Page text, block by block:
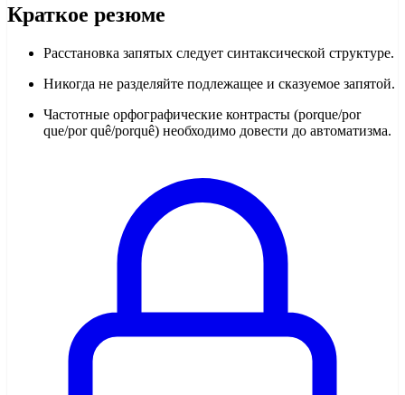
Краткое резюме
Расстановка запятых следует синтаксической структуре.
Никогда не разделяйте подлежащее и сказуемое запятой.
Частотные орфографические контрасты (porque/por
que/por quê/porquê) необходимо довести до автоматизма.